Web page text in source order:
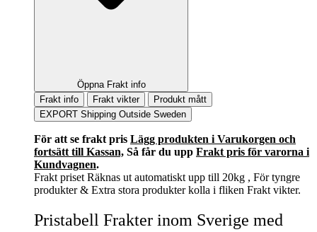
Öppna Frakt info
Frakt info
Frakt vikter
Produkt mått
EXPORT Shipping Outside Sweden
För att se frakt pris Lägg produkten i Varukorgen och
fortsätt till Kassan, Så får du upp Frakt pris för varorna i
Kundvagnen.
Frakt priset Räknas ut automatiskt upp till 20kg , För tyngre
produkter & Extra stora produkter kolla i fliken Frakt vikter.
Pristabell Frakter inom Sverige med